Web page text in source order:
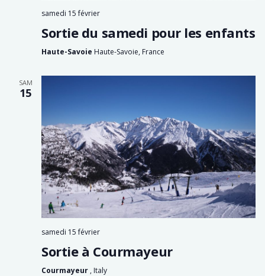
samedi 15 février
Sortie du samedi pour les enfants
Haute-Savoie Haute-Savoie, France
SAM
15
samedi 15 février
Sortie à Courmayeur
Courmayeur , Italy